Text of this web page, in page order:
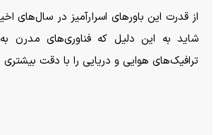
از قدرت این باور‌های اسرارآمیز در سال‌های
شاید به این دلیل که فناوری‌های مدرن
ترافیک‌های هوایی و دریایی را با دقت بیشتری